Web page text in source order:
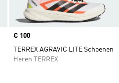
Price
€ 100
TERREX AGRAVIC LITE Schoenen
Heren TERREX